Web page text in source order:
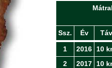
Ssz. Év Táv
1 2016
10
2
2017 10